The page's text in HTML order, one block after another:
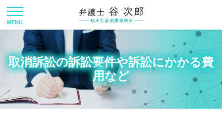
取消訴訟の訴訟要件や訴訟にかかる費
用など